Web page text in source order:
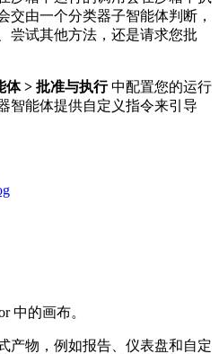
交由一个分类器子智能体判断，
尝试其他方法，还是请求您批
体 > 批准与执行中配置您的运行
智能体提供自定义指令来引导
中的画布。
产物，例如报告、仪表盘和自定